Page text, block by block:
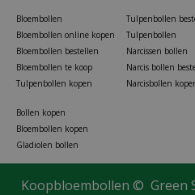
Bloembollen
Bloembollen online kopen
Bloembollen bestellen
Bloembollen te koop
Tulpenbollen kopen
Tulpenbollen
Tulpenbollen
Narcissen bollen
Narcis bollen
Narcisbollen
Bollen kopen
Bloembollen kopen
Gladiolen bollen
Koopbloembollen © Green